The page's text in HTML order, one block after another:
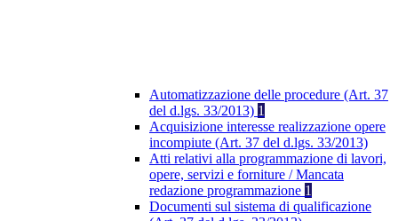
Automatizzazione delle procedure (Art. 37
del d.lgs. 33/2013) 1
Acquisizione interesse realizzazione opere
incompiute (Art. 37 del d.lgs. 33/2013)
Atti relativi alla programmazione di lavori,
opere, servizi e forniture / Mancata
redazione programmazione 1
Documenti sul sistema di qualificazione